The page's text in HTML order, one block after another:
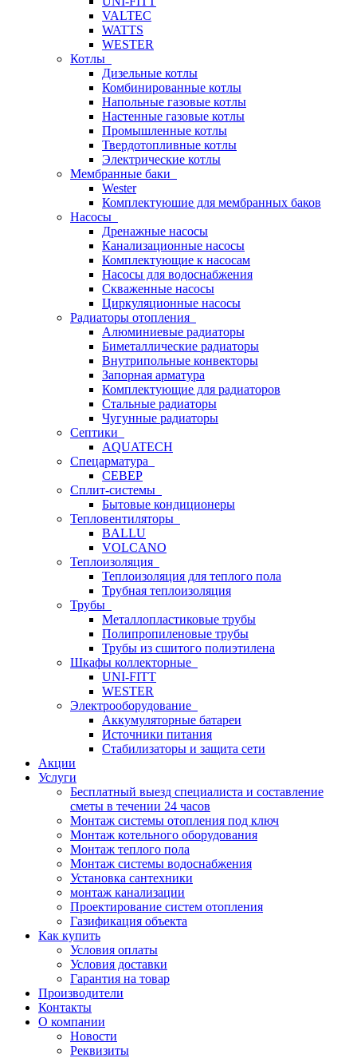
VALTEC
WATTS
WESTER
Котлы
Дизельные котлы
Комбинированные котлы
Напольные газовые котлы
Настенные газовые котлы
Промышленные котлы
Твердотопливные котлы
Электрические котлы
Мембранные баки
Wester
Комплектуюшие для мембранных баков
Насосы
Дренажные насосы
Канализационные насосы
Комплектующие к насосам
Насосы для водоснабжения
Скваженные насосы
Циркуляционные насосы
Радиаторы отопления
Алюминиевые радиаторы
Биметаллические радиаторы
Внутрипольные конвекторы
Запорная арматура
Комплектующие для радиаторов
Стальные радиаторы
Чугунные радиаторы
Септики
AQUATECH
Спецарматура
СЕВЕР
Сплит-системы
Бытовые кондиционеры
Тепловентиляторы
BALLU
VOLCANO
Теплоизоляция
Теплоизоляция для теплого пола
Трубная теплоизоляция
Трубы
Металлопластиковые трубы
Полипропиленовые трубы
Трубы из сшитого полиэтилена
Шкафы коллекторные
UNI-FITT
WESTER
Электрооборудование
Аккумуляторные батареи
Источники питания
Стабилизаторы и защита сети
Акции
Услуги
Бесплатный выезд специалиста и составление
сметы в течении 24 часов
Монтаж системы отопления под ключ
Монтаж котельного оборудования
Монтаж теплого пола
Монтаж системы водоснабжения
Установка сантехники
монтаж канализации
Проектирование систем отопления
Газификация объекта
Как купить
Условия оплаты
Условия доставки
Гарантия на товар
Производители
Контакты
О компании
Новости
Реквизиты